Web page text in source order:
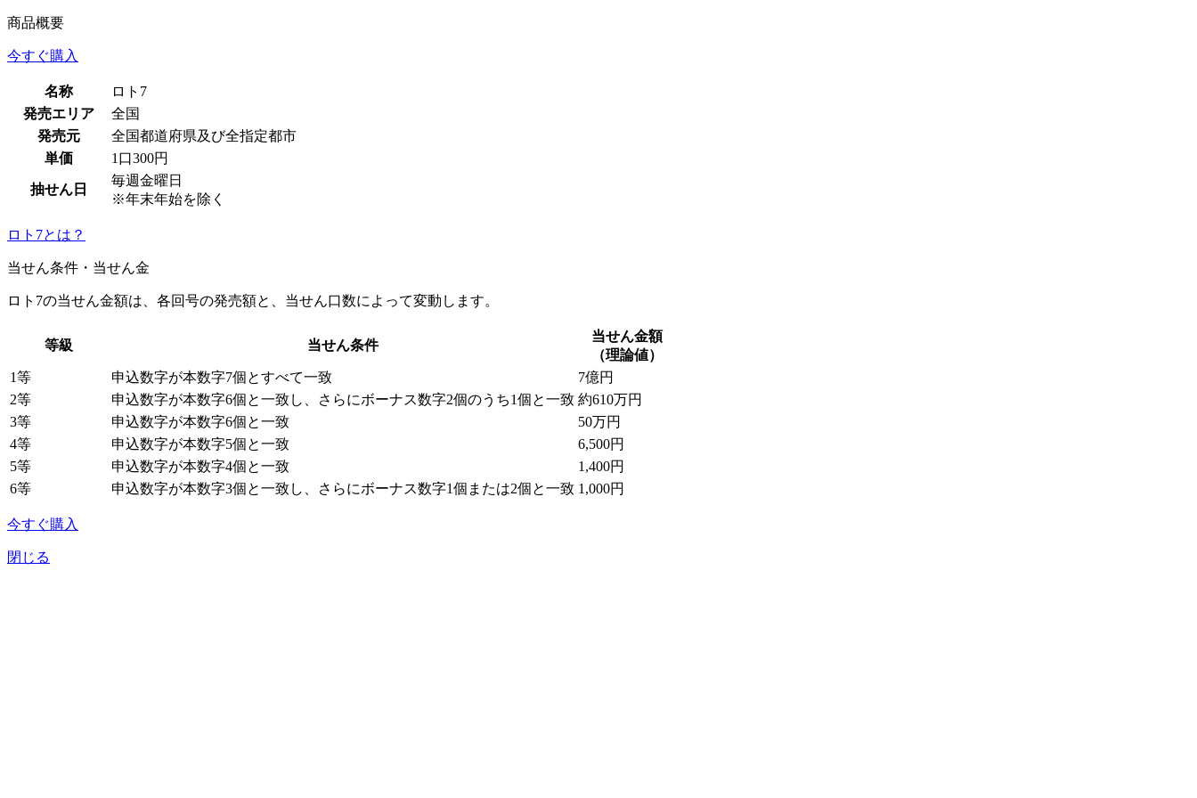
商品概要
今すぐ購入
名称
ロト7
発売エリア
全国
発売元
全国都道府県及び全指定都市
単価
1口300円
抽せん日
毎週金曜日
※年末年始を除く
ロト7とは？
当せん条件・当せん金
ロト7の当せん金額は、各回号の発売額と、当せん口数によって変動します。
等級 当せん条件
当せん金額
（理論値）
1等
申込数字が本数字7個とすべて一致
7億円
2等
申込数字が本数字6個と一致し、さらにボーナス数字2個のうち1個と一致 約610万円
3等
申込数字が本数字6個と一致
50万円
4等
申込数字が本数字5個と一致
6,500円
5等
申込数字が本数字4個と一致
1,400円
6等
申込数字が本数字3個と一致し、さらにボーナス数字1個または2個と一致 1,000円
今すぐ購入
閉じる